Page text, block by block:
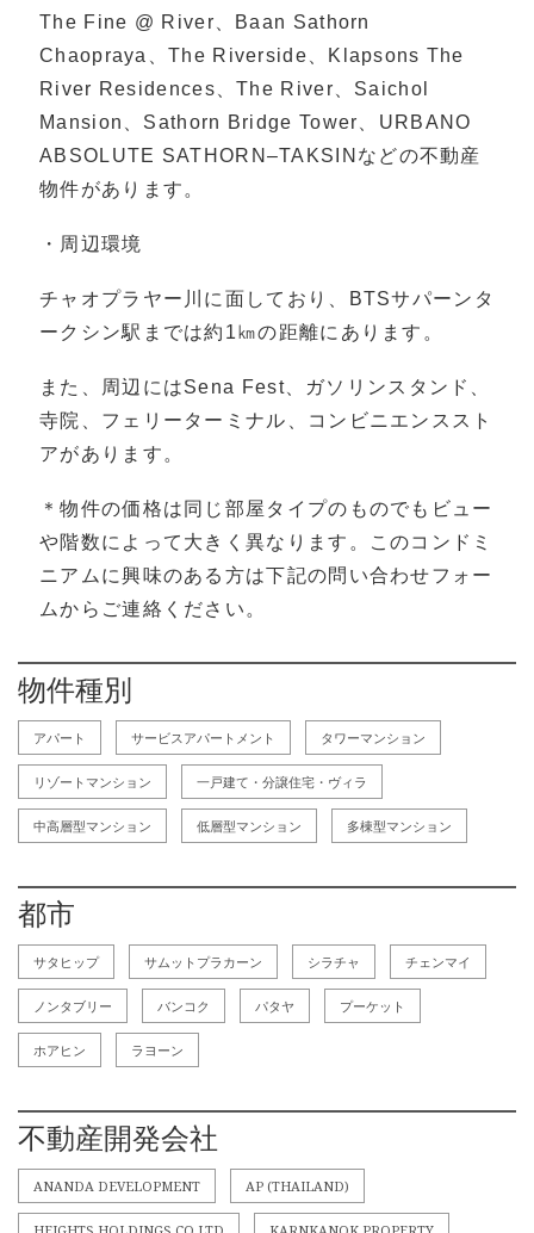
The Fine @ River、Baan Sathorn
Chaopraya、The Riverside、Klapsons The
River Residences、The River、Saichol
Mansion、Sathorn Bridge Tower、URBANO
ABSOLUTE SATHORN–TAKSINなどの不動産
物件があります。
・周辺環境
チャオプラヤー川に面しており、BTSサパーンタ
ークシン駅までは約1㎞の距離にあります。
また、周辺にはSena Fest、ガソリンスタンド、
寺院、フェリーターミナル、コンビニエンススト
アがあります。
＊物件の価格は同じ部屋タイプのものでもビュー
や階数によって大きく異なります。このコンドミ
ニアムに興味のある方は下記の問い合わせフォー
ムからご連絡ください。
物件種別
アパート サービスアパートメント タワーマンション
リゾートマンション 一戸建て・分譲住宅・ヴィラ
中高層型マンション 低層型マンション 多棟型マンション
都市
サタヒップ サムットプラカーン シラチャ チェンマイ
ノンタブリー バンコク パタヤ プーケット
ホアヒン ラヨーン
不動産開発会社
ANANDA DEVELOPMENT AP (THAILAND)